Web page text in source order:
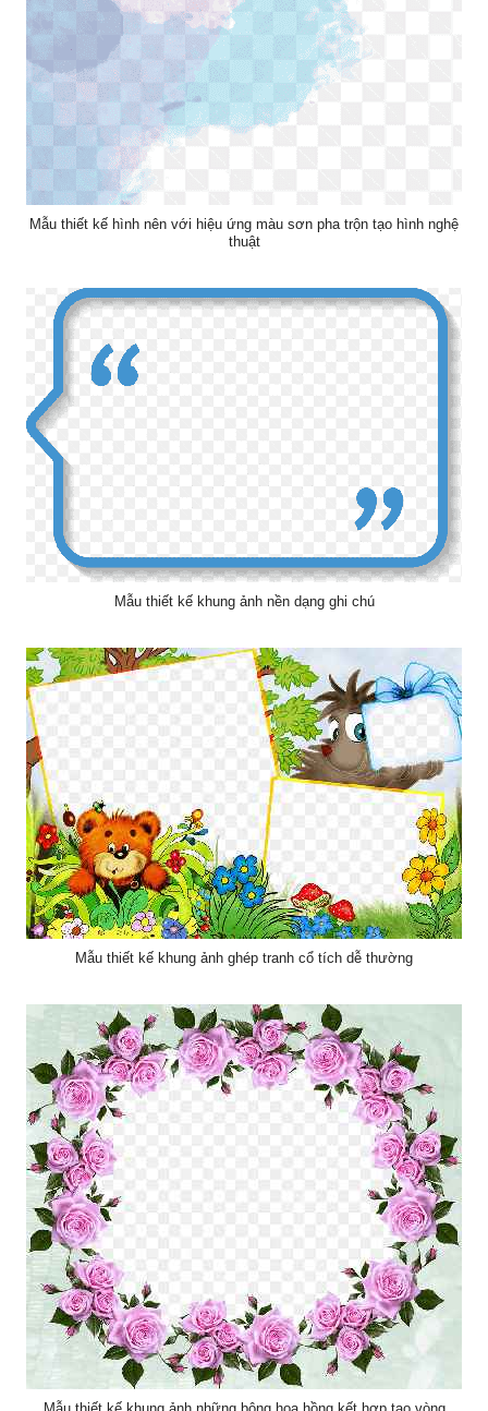
Mẫu thiết kế hình nên với hiệu ứng màu sơn pha trộn tạo hình nghệ
thuật
Mẫu thiết kế khung ảnh nền dạng ghi chú
Mẫu thiết kế khung ảnh ghép tranh cổ tích dễ thường